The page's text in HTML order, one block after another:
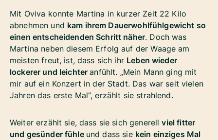
Mit Oviva konnte Martina in kurzer Zeit 22 Kilo
abnehmen und kam ihrem Dauerwohlfühlgewicht so
einen entscheidenden Schritt näher. Doch was
Martina neben diesem Erfolg auf der Waage am
meisten freut, ist, dass sich ihr Leben wieder
lockerer und leichteranfühlt. „Mein Mann ging mit
mir auf ein Konzert in der Stadt. Das war seit vielen
Jahren das erste Mal“, erzählt sie strahlend.
Weiter erzählt sie, dass sie sich generellviel fitter
und gesünder fühle und dass sie kein einziges Mal